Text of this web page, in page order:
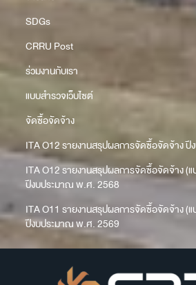
SDGs
CRRU Post
ร่วมงานกับเรา
แบบสำรวจเว็บไซต์
จัดซื้อจัดจ้าง
ITA O12 รายงานสรุปผลการจัดซื้อจัดจ้าง
ITA O12 รายงานสรุปผลการจัดซื้อจัดจ้าง (แ
ปีงบประมาณ พ.ศ. 2568
ITA O11 รายงานสรุปผลการจัดซื้อจัดจ้าง (
ปีงบประมาณ พ.ศ. 2569